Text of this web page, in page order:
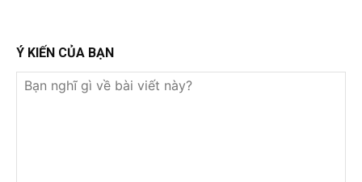
Ý KIẾN CỦA BẠN